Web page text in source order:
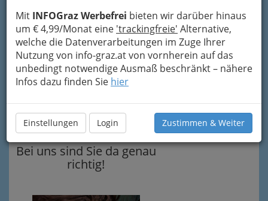
Mit INFOGraz Werbefrei bieten wir darüber hinaus
um € 4,99/Monat eine 'trackingfreie' Alternative,
welche die Datenverarbeitungen im Zuge Ihrer
Nutzung von info-graz.at von vornherein auf das
unbedingt notwendige Ausmaß beschränkt – nähere
Infos dazu finden Sie hier
Einstellungen Login Zustimmen & Weiter
Zukunftsorientierte
Friseure
werden in Intensivseminaren
gründlich auch für die
Behandlung von aktuellen
Kopfhautproblemen
ausgebildet.
Bei uns sind Sie da genau
richtig!